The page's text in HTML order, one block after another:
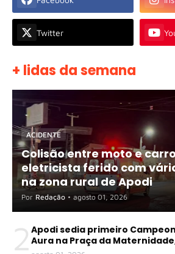
Twitter
+ lidas da semana
ACIDENTE
Colisão entre moto e
eletricista ferido com
na zona rural de Apodi
Por Redação • agosto 01, 2026
2 Apodi sedia primeiro
Aura na Praça da